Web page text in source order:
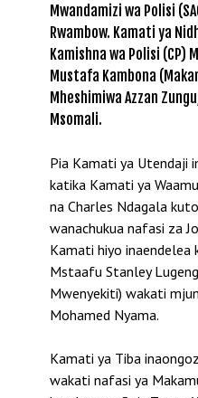
Mwandamizi wa Polisi
Rwambow. Kamati ya
Kamishna wa Polisi (CP)
Mustafa Kambona
Mheshimiwa Azzan
Msomali.
Pia Kamati ya Utendaji
katika Kamati ya
na Charles Ndagala
wanachukua nafasi za
Kamati hiyo inaendelea
Mstaafu Stanley
Mwenyekiti) wakati
Mohamed Nyama.
Kamati ya Tiba
wakati nafasi ya